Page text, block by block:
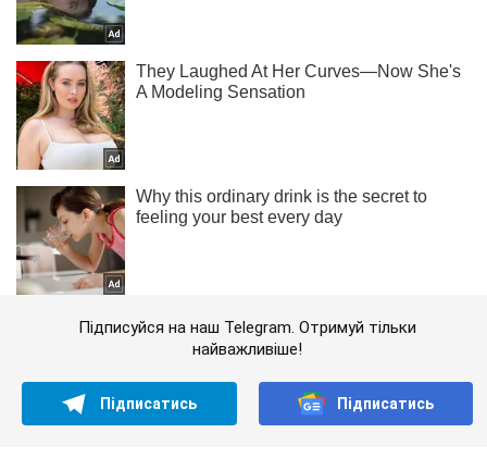
Підписуйся на наш Telegram. Отримуй тільки
найважливіше!
Підписатись Підписатись